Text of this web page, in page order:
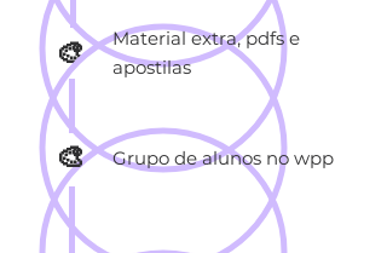
🎨
🎨
Material extra, pdfs e
apostilas
Grupo de alunos no wpp